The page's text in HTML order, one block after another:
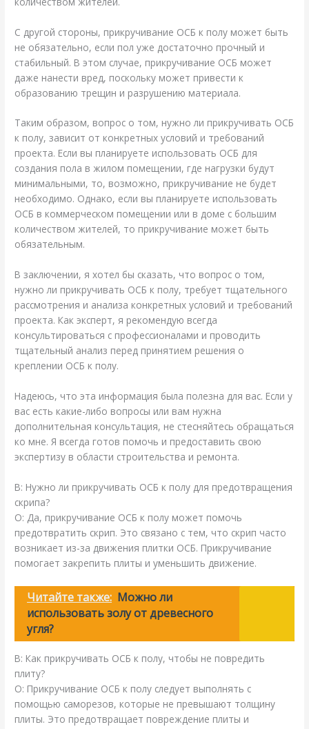
С другой стороны, прикручивание ОСБ к полу может быть
не обязательно, если пол уже достаточно прочный и
стабильный. В этом случае, прикручивание ОСБ может
даже нанести вред, поскольку может привести к
образованию трещин и разрушению материала.
Таким образом, вопрос о том, нужно ли прикручивать ОСБ
к полу, зависит от конкретных условий и требований
проекта. Если вы планируете использовать ОСБ для
создания пола в жилом помещении, где нагрузки будут
минимальными, то, возможно, прикручивание не будет
необходимо. Однако, если вы планируете использовать
ОСБ в коммерческом помещении или в доме с большим
количеством жителей, то прикручивание может быть
обязательным.
В заключении, я хотел бы сказать, что вопрос о том,
нужно ли прикручивать ОСБ к полу, требует тщательного
рассмотрения и анализа конкретных условий и требований
проекта. Как эксперт, я рекомендую всегда
консультироваться с профессионалами и проводить
тщательный анализ перед принятием решения о
креплении ОСБ к полу.
Надеюсь, что эта информация была полезна для вас. Если у
вас есть какие-либо вопросы или вам нужна
дополнительная консультация, не стесняйтесь обращаться
ко мне. Я всегда готов помочь и предоставить свою
экспертизу в области строительства и ремонта.
В: Нужно ли прикручивать ОСБ к полу для предотвращения
скрипа?
О: Да, прикручивание ОСБ к полу может помочь
предотвратить скрип. Это связано с тем, что скрип часто
возникает из-за движения плитки ОСБ. Прикручивание
помогает закрепить плиты и уменьшить движение.
Читайте также: Можно ли
использовать золу от древесного
угля?
В: Как прикручивать ОСБ к полу, чтобы не повредить
плиту?
О: Прикручивание ОСБ к полу следует выполнять с
помощью саморезов, которые не превышают толщину
плиты. Это предотвращает повреждение плиты и